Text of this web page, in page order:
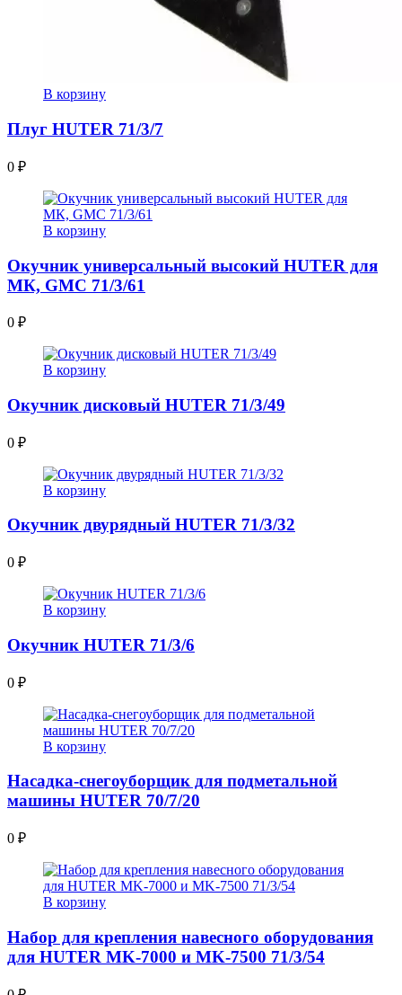
В корзину
Плуг HUTER 71/3/7
0 ₽
В корзину
Окучник универсальный высокий HUTER для
МК, GMC 71/3/61
0 ₽
В корзину
Окучник дисковый HUTER 71/3/49
0 ₽
В корзину
Окучник двурядный HUTER 71/3/32
0 ₽
В корзину
Окучник HUTER 71/3/6
0 ₽
В корзину
Насадка-снегоуборщик для подметальной
машины HUTER 70/7/20
0 ₽
В корзину
Набор для крепления навесного оборудования
для HUTER MK-7000 и MK-7500 71/3/54